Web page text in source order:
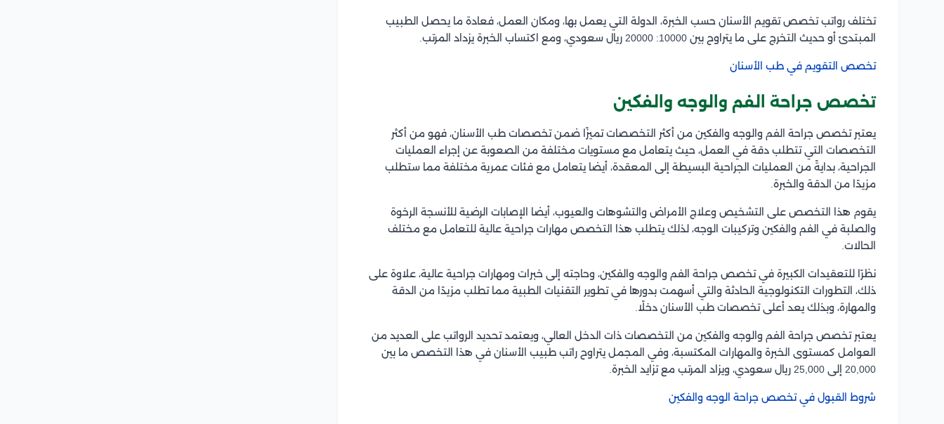
تختلف رواتب تخصص تقويم الأسنان حسب الخبرة، الدولة التي يعمل بها، ومكان العمل، فعادة ما يحصل الطبيب
المبتدئ أو حديث التخرج على ما يتراوح بين 10000: 20000 ريال سعودي، ومع اكتساب الخبرة يزداد المرتب.
تخصص التقويم في طب الأسنان
تخصص جراحة الفم والوجه والفكين
يعتبر تخصص جراحة الفم والوجه والفكين من أكثر التخصصات تميزًا ضمن تخصصات طب الأسنان، فهو من أكثر
التخصصات التي تتطلب دقة في العمل، حيث يتعامل مع مستويات مختلفة من الصعوبة عن إجراء العمليات
الجراحية، بدايةً من العمليات الجراحية البسيطة إلى المعقدة، أيضا يتعامل مع فئات عمرية مختلفة مما ستطلب
مزيدًا من الدقة والخبرة.
يقوم هذا التخصص على التشخيص وعلاج الأمراض والتشوهات والعيوب، أيضا الإصابات الرضية للأنسجة الرخوة
والصلبة في الفم والفكين وتركيبات الوجه، لذلك يتطلب هذا التخصص مهارات جراحية عالية للتعامل مع مختلف
الحالات.
نظرًا للتعقيدات الكبيرة في تخصص جراحة الفم والوجه والفكين، وحاجته إلى خبرات ومهارات جراحية عالية، علاوة على
ذلك، التطورات التكنولوجية الحادثة والتي أسهمت بدورها في تطوير التقنيات الطبية مما تطلب مزيدًا من الدقة
والمهارة، وبذلك يعد أعلى تخصصات طب الأسنان دخلًا.
يعتبر تخصص جراحة الفم والوجه والفكين من التخصصات ذات الدخل العالي، ويعتمد تحديد الرواتب على العديد من
العوامل كمستوى الخبرة والمهارات المكتسبة، وفي المجمل يتراوح راتب طبيب الأسنان في هذا التخصص ما بين
20,000 إلى 25,000 ريال سعودي، ويزاد المرتب مع تزايد الخبرة.
شروط القبول في تخصص جراحة الوجه والفكين